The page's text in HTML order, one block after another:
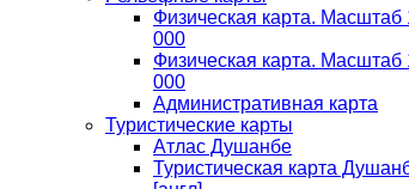
Физическая карта. Масштаб
000
Физическая карта. Масштаб
000
Административная карта
Туристические карты
Атлас Душанбе
Туристическая карта